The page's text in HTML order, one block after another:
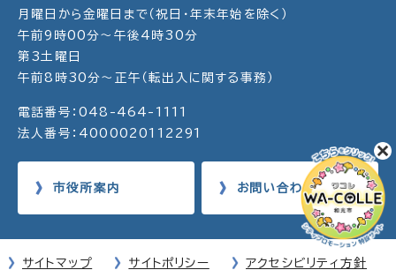
月曜日から金曜日まで（祝日・年末年始を除く）
午前9時00分～午後4時30分
第3土曜日
午前8時30分～正午（転出入に関する事務）
電話番号：048-464-1111
法人番号：4000020112291
市役所案内 お問い合わせ
サイトマップ サイトポリシー アクセシビリティ方針